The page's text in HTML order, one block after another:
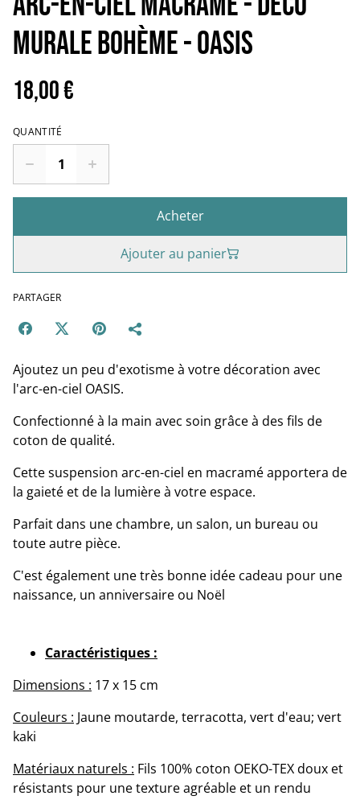
murale bohème - OASIS
18,00 €
QUANTITÉ
Acheter
Ajouter au panier
PARTAGER
Ajoutez un peu d'exotisme à votre décoration avec
l'arc-en-ciel OASIS.
Confectionné à la main avec soin grâce à des fils de
coton de qualité.
Cette suspension arc-en-ciel en macramé apportera de
la gaieté et de la lumière à votre espace.
Parfait dans une chambre, un salon, un bureau ou
toute autre pièce.
C'est également une très bonne idée cadeau pour une
naissance, un anniversaire ou Noël
Caractéristiques :
Dimensions : 17 x 15 cm
Couleurs : Jaune moutarde, terracotta, vert d'eau; vert
kaki
Matériaux naturels : Fils 100% coton OEKO-TEX doux et
résistants pour une texture agréable et un rendu